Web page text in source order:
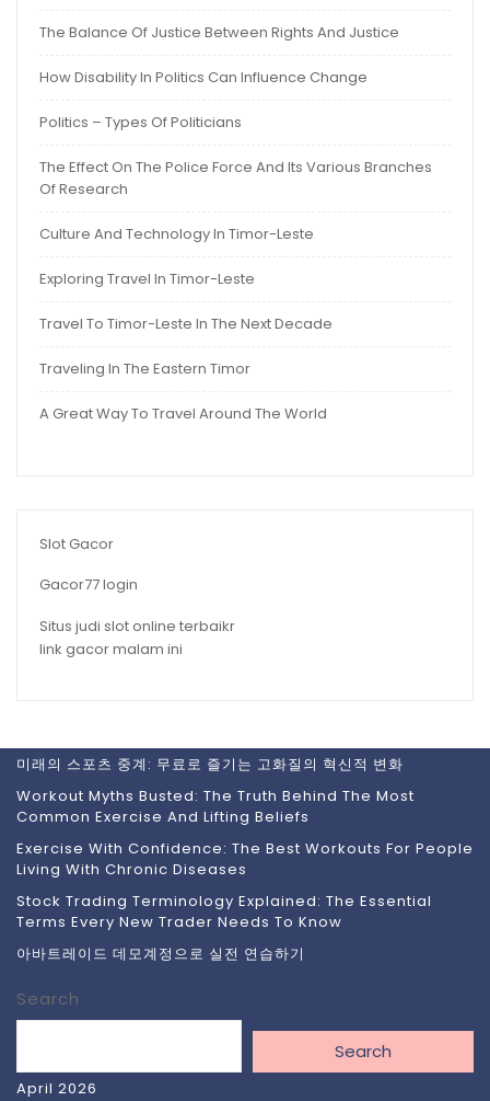
The Balance Of Justice Between Rights And Justice
How Disability In Politics Can Influence Change
Politics – Types Of Politicians
The Effect On The Police Force And Its Various Branches
Of Research
Culture And Technology In Timor-Leste
Exploring Travel In Timor-Leste
Travel To Timor-Leste In The Next Decade
Traveling In The Eastern Timor
A Great Way To Travel Around The World
Slot Gacor
Gacor77 login
Situs judi slot online terbaikr
link gacor malam ini
미래의 스포츠 중계: 무료로 즐기는 고화질의 혁신적 변화
Workout Myths Busted: The Truth Behind The Most
Common Exercise And Lifting Beliefs
Exercise With Confidence: The Best Workouts For People
Living With Chronic Diseases
Stock Trading Terminology Explained: The Essential
Terms Every New Trader Needs To Know
아바트레이드 데모계정으로 실전 연습하기
Search
Search
April 2026